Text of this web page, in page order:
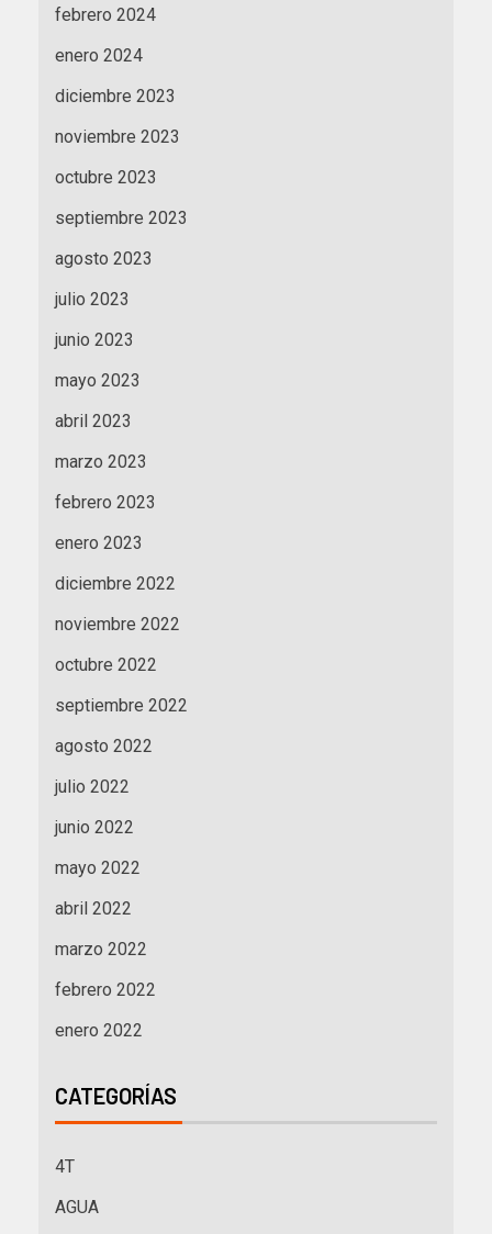
febrero 2024
enero 2024
diciembre 2023
noviembre 2023
octubre 2023
septiembre 2023
agosto 2023
julio 2023
junio 2023
mayo 2023
abril 2023
marzo 2023
febrero 2023
enero 2023
diciembre 2022
noviembre 2022
octubre 2022
septiembre 2022
agosto 2022
julio 2022
junio 2022
mayo 2022
abril 2022
marzo 2022
febrero 2022
enero 2022
CATEGORÍAS
4T
AGUA